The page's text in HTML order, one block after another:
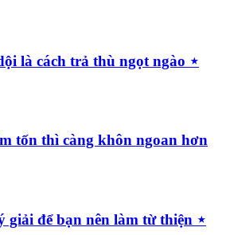
là cách trả thù ngọt ngào ⋆
tốn thì càng khôn ngoan hơn
giải để bạn nên làm từ thiện ⋆